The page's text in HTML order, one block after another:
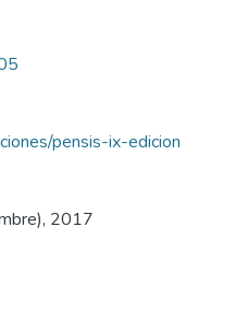
pensis-ix-edicion
2017